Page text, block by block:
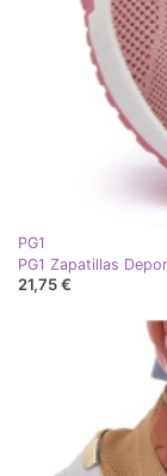
PG1
PG1 Zapatillas
21,75 €